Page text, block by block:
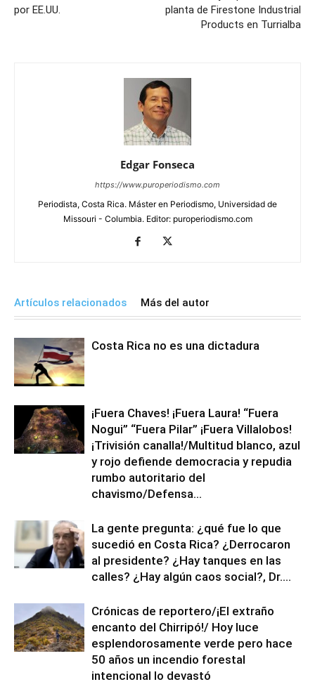
por EE.UU.
planta de Firestone Industrial
Products en Turrialba
Edgar Fonseca
https://www.puroperiodismo.com
Periodista, Costa Rica. Máster en Periodismo, Universidad de
Missouri - Columbia. Editor: puroperiodismo.com
Artículos relacionados Más del autor
Costa Rica no es una dictadura
¡Fuera Chaves! ¡Fuera Laura! “Fuera
Nogui” “Fuera Pilar” ¡Fuera Villalobos!
¡Trivisión canalla!/Multitud blanco, azul
y rojo defiende democracia y repudia
rumbo autoritario del
chavismo/Defensa...
La gente pregunta: ¿qué fue lo que
sucedió en Costa Rica? ¿Derrocaron
al presidente? ¿Hay tanques en las
calles? ¿Hay algún caos social?, Dr....
Crónicas de reportero/¡El extraño
encanto del Chirripó!/ Hoy luce
esplendorosamente verde pero hace
50 años un incendio forestal
intencional lo devastó